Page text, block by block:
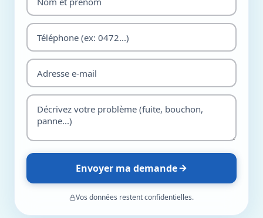
Envoyer ma demande
Vos données restent confidentielles.